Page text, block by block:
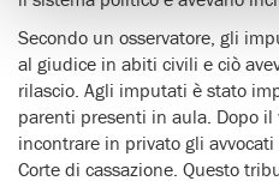
Secondo un osservatore, gli
al giudice in abiti civili e ciò
rilascio. Agli imputati è stato
parenti presenti in aula. Dopo
incontrare in privato gli
Corte di cassazione. Questo